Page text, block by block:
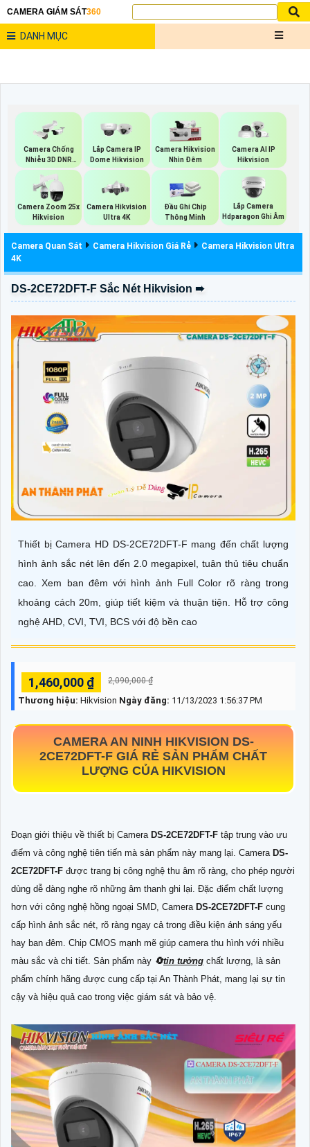
CAMERA GIÁM SÁT360
DANH MỤC
Camera Chống
Nhiễu 3D DNR
Hikvison
Lắp Camera IP
Dome Hikvision
Camera Hikvision
Nhìn Đêm
Camera AI IP
Hikvision
Camera Zoom 25x
Hikvision
Camera Hikvision
Ultra 4K
Đầu Ghi Chip
Thông Minh
Lắp Camera
Hdparagon Ghi Âm
Camera Quan Sát Camera Hikvision Giá Rẻ
Camera Hikvision Ultra
4K
DS-2CE72DFT-F Sắc Nét Hikvision ➠
Thiết bị Camera HD DS-2CE72DFT-F mang đến chất lượng
hình ảnh sắc nét lên đến 2.0 megapixel, tuân thủ tiêu chuẩn
cao. Xem ban đêm với hình ảnh Full Color rõ ràng trong
khoảng cách 20m, giúp tiết kiệm và thuận tiện. Hỗ trợ công
nghệ AHD, CVI, TVI, BCS với độ bền cao
1,460,000 ₫ 2,090,000 ₫
Thương hiệu: Hikvision Ngày đăng: 11/13/2023 1:56:37 PM
CAMERA AN NINH HIKVISION DS-
2CE72DFT-F GIÁ RẺ SẢN PHẨM CHẤT
LƯỢNG CỦA HIKVISION
Đoạn giới thiệu về thiết bị Camera DS-2CE72DFT-F tập trung vào ưu
điểm và công nghệ tiên tiến mà sản phẩm này mang lại. Camera DS-
2CE72DFT-F được trang bị công nghệ thu âm rõ ràng, cho phép người
dùng dễ dàng nghe rõ những âm thanh ghi lại. Đặc điểm chất lượng
hơn với công nghệ hồng ngoại SMD, Camera DS-2CE72DFT-F cung
cấp hình ảnh sắc nét, rõ ràng ngay cả trong điều kiện ánh sáng yếu
hay ban đêm. Chip CMOS mạnh mẽ giúp camera thu hình với nhiều
màu sắc và chi tiết. Sản phẩm này 🔄tin tưởng chất lượng, là sản
phẩm chính hãng được cung cấp tại An Thành Phát, mang lại sự tin
cậy và hiệu quả cao trong việc giám sát và bảo vệ.